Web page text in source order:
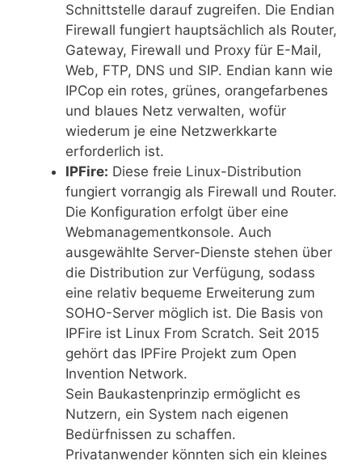
Schnittstelle darauf zugreifen. Die Endian
Firewall fungiert hauptsächlich als Router,
Gateway, Firewall und Proxy für E-Mail,
Web, FTP, DNS und SIP. Endian kann wie
IPCop ein rotes, grünes, orangefarbenes
und blaues Netz verwalten, wofür
wiederum je eine Netzwerkkarte
erforderlich ist.
IPFire: Diese freie Linux-Distribution
fungiert vorrangig als Firewall und Router.
Die Konfiguration erfolgt über eine
Webmanagementkonsole. Auch
ausgewählte Server-Dienste stehen über
die Distribution zur Verfügung, sodass
eine relativ bequeme Erweiterung zum
SOHO-Server möglich ist. Die Basis von
IPFire ist Linux From Scratch. Seit 2015
gehört das IPFire Projekt zum Open
Invention Network.
Sein Baukastenprinzip ermöglicht es
Nutzern, ein System nach eigenen
Bedürfnissen zu schaffen.
Privatanwender könnten sich ein kleines